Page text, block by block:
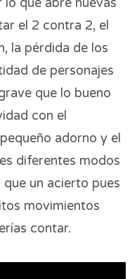
el 2 contra 2, el
la pérdida de los
de personajes
que lo bueno
con el
adorno y el
diferentes modos
un acierto pues
movimientos
contar.